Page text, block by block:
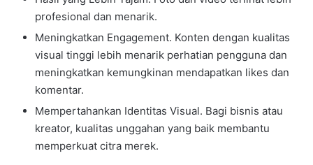
profesional dan menarik.
Meningkatkan Engagement. Konten dengan kualitas
visual tinggi lebih menarik perhatian pengguna dan
meningkatkan kemungkinan mendapatkan likes dan
komentar.
Mempertahankan Identitas Visual. Bagi bisnis atau
kreator, kualitas unggahan yang baik membantu
memperkuat citra merek.